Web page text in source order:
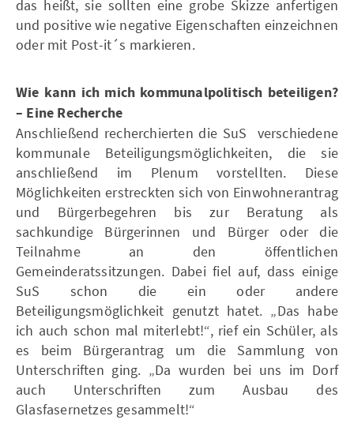
das heißt, sie sollten eine grobe Skizze anfertigen
und positive wie negative Eigenschaften einzeichnen
oder mit Post-it´s markieren.
Wie kann ich mich kommunalpolitisch beteiligen?
– Eine Recherche
Anschließend recherchierten die SuS verschiedene
kommunale Beteiligungsmöglichkeiten, die sie
anschließend im Plenum vorstellten. Diese
Möglichkeiten erstreckten sich von Einwohnerantrag
und Bürgerbegehren bis zur Beratung als
sachkundige Bürgerinnen und Bürger oder die
Teilnahme an den öffentlichen
Gemeinderatssitzungen. Dabei fiel auf, dass einige
SuS schon die ein oder andere
Beteiligungsmöglichkeit genutzt hatet. „Das habe
ich auch schon mal miterlebt!“, rief ein Schüler, als
es beim Bürgerantrag um die Sammlung von
Unterschriften ging. „Da wurden bei uns im Dorf
auch Unterschriften zum Ausbau des
Glasfasernetzes gesammelt!“